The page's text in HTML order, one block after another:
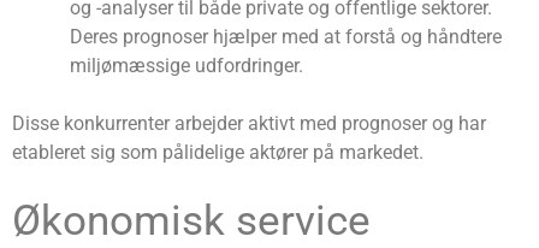
og -analyser til både private og offentlige sektorer.
Deres prognoser hjælper med at forstå og håndtere
miljømæssige udfordringer.
Disse konkurrenter arbejder aktivt med prognoser og har
etableret sig som pålidelige aktører på markedet.
Økonomisk service